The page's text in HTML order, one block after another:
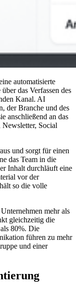
automatisierte
das Verfassen des
Kanal. AI
der Branche und des
anschließend an das
Social
und sorgt für einen
das Team in die
Inhalt durchläuft eine
vor der
so die volle
mehr als
gleichzeitig die
80%. Die
führen zu mehr
und einer